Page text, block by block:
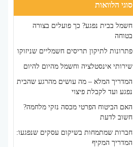
סוגי הלוואות
חשמל בבית נפגע? כך פועלים בצורה
בטוחה
פתרונות לתיקון תריסים חשמליים שניזוקו
שירותי אינסטלציה וחשמל מהיום להיום
המדריך המלא – מה עושים מהרגע שהבית
נפגע ועד לקבלת פיצוי
האם הביטוח הפרטי מכסה נזקי מלחמה?
חשוב לדעת
חברות שמתמחות בשיקום עסקים שנפגעו:
המדריך המקיף